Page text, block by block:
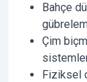
Bahçe
Çim
Fiziksel